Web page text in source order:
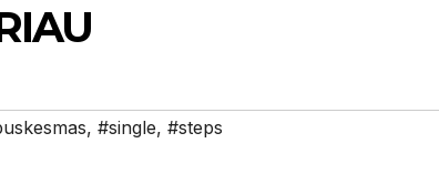
, #single, #steps